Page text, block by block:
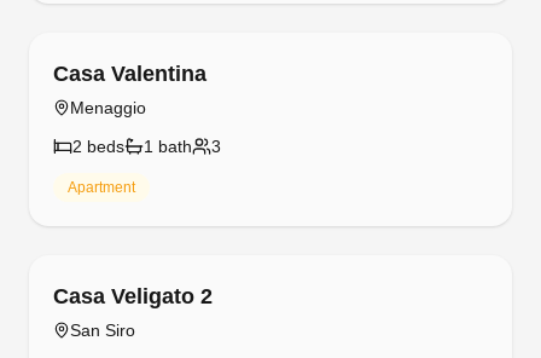
Casa Valentina
Menaggio
2 beds 1 bath 3
Apartment
Casa Veligato 2
San Siro